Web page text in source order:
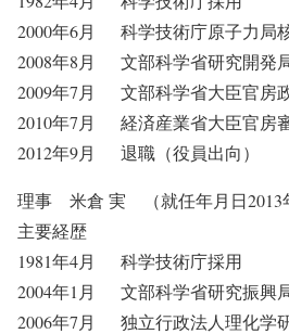
2000年6月 科学技術庁原子力局
2008年8月 文部科学省研究開発
2009年7月 文部科学省大臣官房
2010年7月 経済産業省大臣官房
2012年9月 退職（役員出向）
理事 米倉 実 （就任年月日2013
主要経歴
1981年4月 科学技術庁採用
2004年1月 文部科学省研究振興
2006年7月 独立行政法人理化学